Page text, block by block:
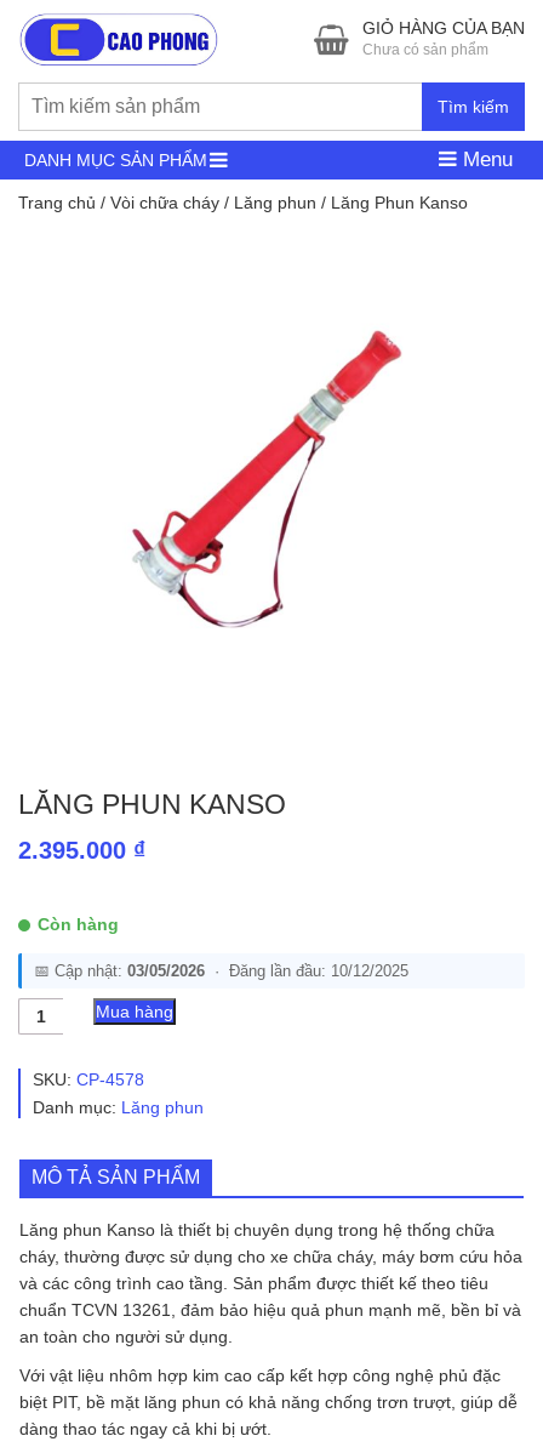
Tìm kiếm
GIỎ HÀNG CỦA BẠN
Chưa có sản phẩm
DANH MỤC SẢN PHẨM Menu
Trang chủ / Vòi chữa cháy / Lăng phun / Lăng Phun Kanso
LĂNG PHUN KANSO
2.395.000 ₫
Còn hàng
📅 Cập nhật: 03/05/2026 · Đăng lần đầu: 10/12/2025
Lăng
Phun
số
Mua hàng
SKU: CP-4578
Danh mục: Lăng phun
MÔ TẢ SẢN PHẨM
Lăng phun Kanso là thiết bị chuyên dụng trong hệ thống chữa
cháy, thường được sử dụng cho xe chữa cháy, máy bơm cứu hỏa
và các công trình cao tầng. Sản phẩm được thiết kế theo tiêu
chuẩn TCVN 13261, đảm bảo hiệu quả phun mạnh mẽ, bền bỉ và
an toàn cho người sử dụng.
Với vật liệu nhôm hợp kim cao cấp kết hợp công nghệ phủ đặc
biệt PIT, bề mặt lăng phun có khả năng chống trơn trượt, giúp dễ
dàng thao tác ngay cả khi bị ướt.